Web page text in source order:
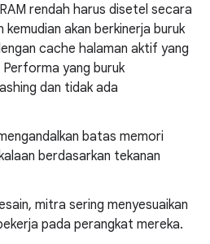
rendah harus disetel secara
akan berkinerja buruk
cache halaman aktif yang
yang buruk
dan tidak ada
batas memori
berdasarkan tekanan
mitra sering menyesuaikan
pada perangkat mereka.